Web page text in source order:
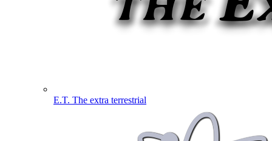
E.T. The extra terrestrial